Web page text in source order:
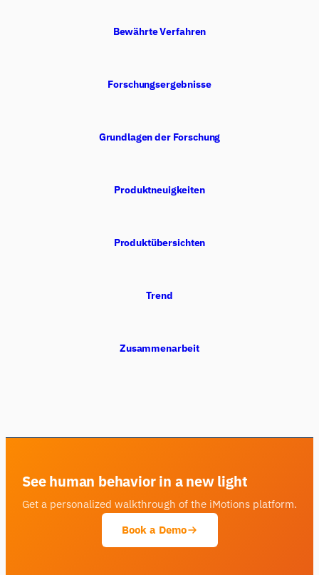
Bewährte Verfahren
Forschungsergebnisse
Grundlagen der Forschung
Produktneuigkeiten
Produktübersichten
Trend
Zusammenarbeit
See human behavior in a new light
Get a personalized walkthrough of the iMotions platform.
Book a Demo